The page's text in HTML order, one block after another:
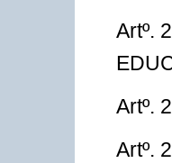
Artº.
Artº.
Artº.